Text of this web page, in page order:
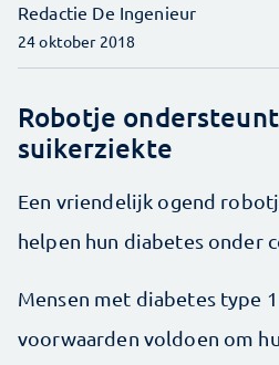
Redactie De Ingenieur
24 oktober 2018
Robotje
suikerziekte
Een vriendelijk ogend
helpen hun diabetes onder
Mensen met diabetes type
voorwaarden voldoen om